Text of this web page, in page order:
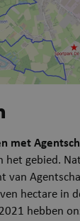
met
gebied.
van
hectare in
hebben